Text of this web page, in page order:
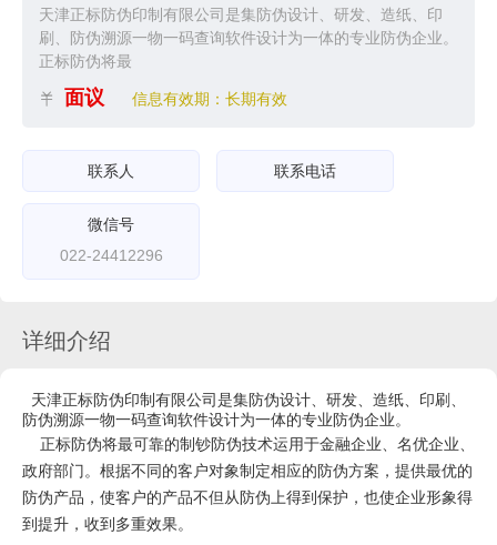
天津正标防伪印制有限公司是集防伪设计、研发、造纸、印
刷、防伪溯源一物一码查询软件设计为一体的专业防伪企业。
正标防伪将最
 面议 信息有效期：长期有效
联系人 联系电话
微信号
022-24412296
详细介绍
天津正标防伪印制有限公司是集防伪设计、研发、造纸、印刷、
防伪溯源一物一码查询软件设计为一体的专业防伪企业。
正标防伪将最可靠的制钞防伪技术运用于金融企业、名优企业、
政府部门。根据不同的客户对象制定相应的防伪方案，提供最优的
防伪产品，使客户的产品不但从防伪上得到保护，也使企业形象得
到提升，收到多重效果。